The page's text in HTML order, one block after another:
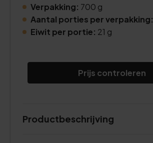
Verpakking: 700 g
Aantal porties per verpakking:
Eiwit per portie: 21 g
Prijs controleren
Productbeschrijving